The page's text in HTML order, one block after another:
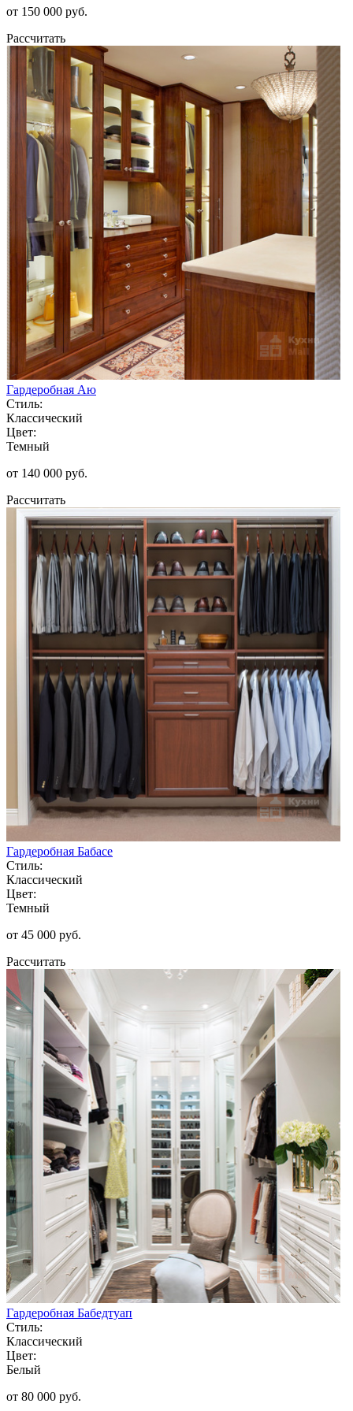
от 150 000 руб.
Рассчитать
Гардеробная Аю
Стиль:
Классический
Цвет:
Темный
от 140 000 руб.
Рассчитать
Гардеробная Бабасе
Стиль:
Классический
Цвет:
Темный
от 45 000 руб.
Рассчитать
Гардеробная Бабедтуап
Стиль:
Классический
Цвет:
Белый
от 80 000 руб.